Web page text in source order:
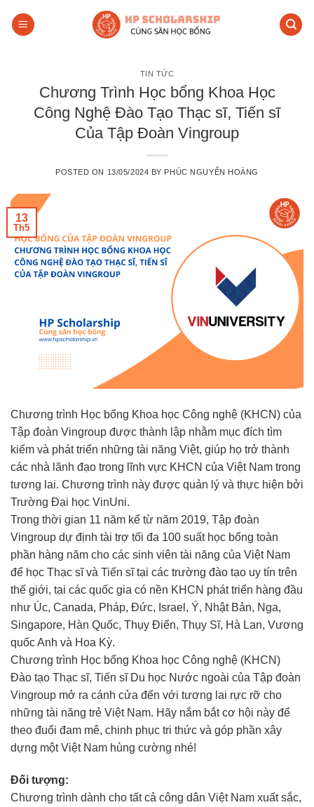
TIN TỨC
Chương Trình Học bổng Khoa Học
Công Nghệ Đào Tạo Thạc sĩ, Tiến sĩ
Của Tập Đoàn Vingroup
POSTED ON 13/05/2024 BY PHÚC NGUYỄN HOÀNG
13
Th5
Chương trình Học bổng Khoa học Công nghệ (KHCN) của
Tập đoàn Vingroup được thành lập nhằm mục đích tìm
kiếm và phát triển những tài năng Việt, giúp họ trở thành
các nhà lãnh đạo trong lĩnh vực KHCN của Việt Nam trong
tương lai. Chương trình này được quản lý và thực hiện bởi
Trường Đại học VinUni.
Trong thời gian 11 năm kể từ năm 2019, Tập đoàn
Vingroup dự định tài trợ tối đa 100 suất học bổng toàn
phần hàng năm cho các sinh viên tài năng của Việt Nam
để học Thạc sĩ và Tiến sĩ tại các trường đào tạo uy tín trên
thế giới, tại các quốc gia có nền KHCN phát triển hàng đầu
như Úc, Canada, Pháp, Đức, Israel, Ý, Nhật Bản, Nga,
Singapore, Hàn Quốc, Thụy Điển, Thụy Sĩ, Hà Lan, Vương
quốc Anh và Hoa Kỳ.
Chương trình Học bổng Khoa học Công nghệ (KHCN)
Đào tạo Thạc sĩ, Tiến sĩ Du học Nước ngoài của Tập đoàn
Vingroup mở ra cánh cửa đến với tương lai rực rỡ cho
những tài năng trẻ Việt Nam. Hãy nắm bắt cơ hội này để
theo đuổi đam mê, chinh phục tri thức và góp phần xây
dựng một Việt Nam hùng cường nhé!
Đối tượng:
Chương trình dành cho tất cả công dân Việt Nam xuất sắc,